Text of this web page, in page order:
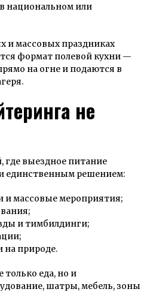
национальном или
и массовых праздниках
формат полевой кухни —
на огне и подаются в
не
выездное питание
единственным решением:
и массовые мероприятия;
и тимбилдинги;
на природе.
только еда, но и
шатры, мебель, зоны